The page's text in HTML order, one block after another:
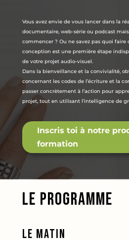
Vous avez envie de vous lancer dans la
documentaire, web-série ou podcast
commencer ? Ou ne savez pas quoi faire
conception est une première étape
de votre projet audio-visuel.
Dans la bienveillance et la convivialité,
concernant les codes de l’écriture et la
passer concrètement à l’action pour
projet, tout en utilisant l’intelligence de
Inscris toi à notre
formation
LE PROGRAMME
Le matin